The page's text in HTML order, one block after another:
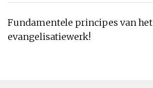
Fundamentele principes van het
evangelisatiewerk!